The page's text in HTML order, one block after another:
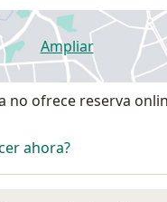
Ampliarse abre en
no ofrece reserva
ahora?